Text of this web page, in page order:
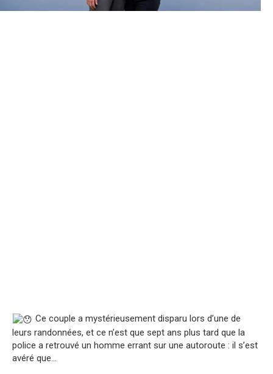
Ce couple a mystérieusement disparu lors d’une de
leurs randonnées, et ce n’est que sept ans plus tard que la
police a retrouvé un homme errant sur une autoroute : il s’est
avéré que…